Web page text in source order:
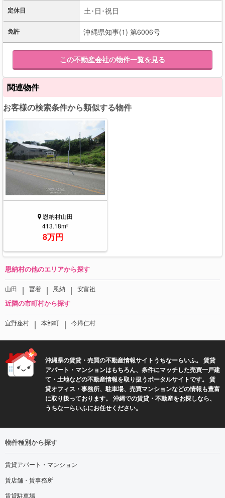
定休日 土･日･祝日
免許 沖縄県知事(1) 第6006号
この不動産会社の物件一覧を見る
関連物件
お客様の検索条件から類似する物件
恩納村山田
413.18m²
8万円
恩納村の他のエリアから探す
山田 ｜ 冨着 ｜ 恩納 ｜ 安富祖
近隣の市町村から探す
宜野座村 ｜ 本部町 ｜ 今帰仁村
沖縄県の賃貸・売買の不動産情報サイトうちなーらいふ。 賃貸
アパート・マンションはもちろん、条件にマッチした売買一戸建
て・土地などの不動産情報を取り扱うポータルサイトです。 賃
貸オフィス・事務所、駐車場、売買マンションなどの情報も豊富
に取り扱っております。 沖縄での賃貸・不動産をお探しなら、
うちなーらいふにお任せください。
物件種別から探す
賃貸アパート・マンション
賃店舗・賃事務所
賃貸駐車場